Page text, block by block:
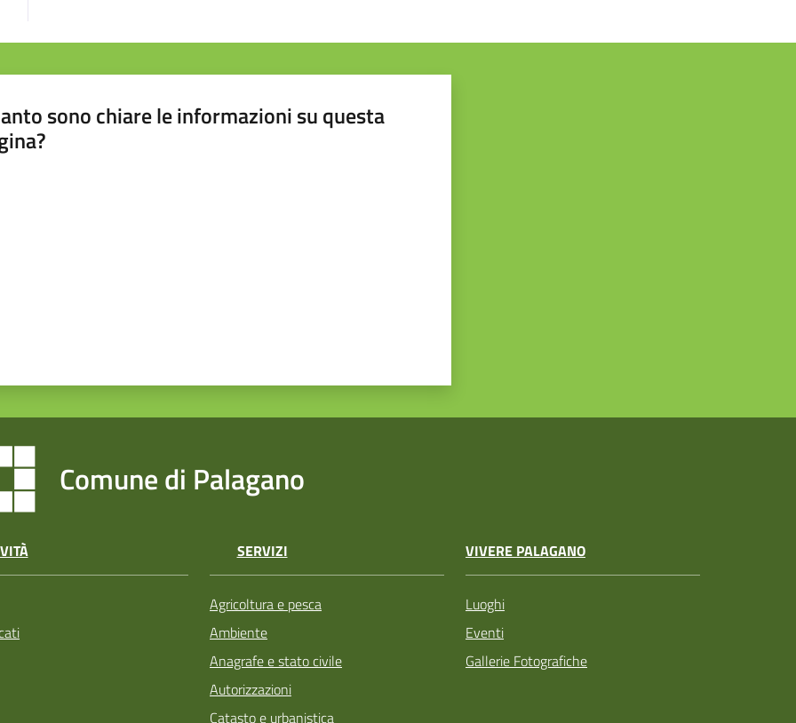
sono chiare le informazioni su questa
Comune di Palagano
SERVIZI
Agricoltura e pesca
Ambiente
Anagrafe e stato civile
Autorizzazioni
Catasto e urbanistica
VIVERE PALAGANO
Luoghi
Eventi
Gallerie Fotografiche